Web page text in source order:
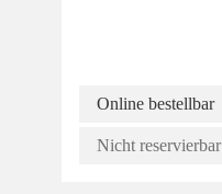
Online bestellbar
Nicht reservierbar